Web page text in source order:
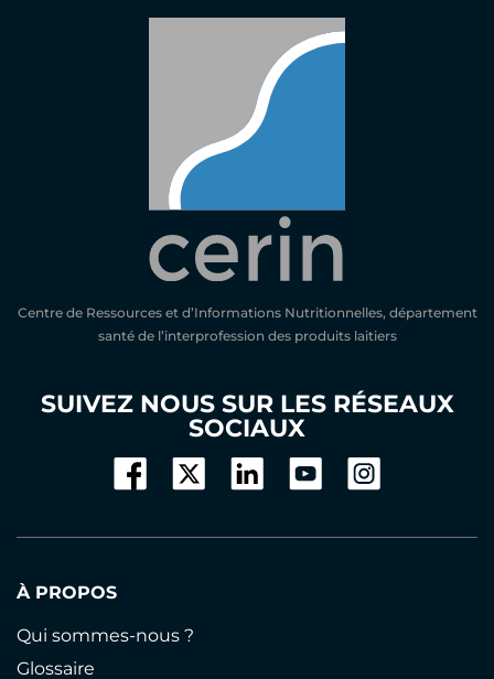
Centre de Ressources et d’Informations Nutritionnelles, département
santé de l’interprofession des produits laitiers
SUIVEZ NOUS SUR LES RÉSEAUX
SOCIAUX
À PROPOS
Qui sommes-nous ?
Glossaire